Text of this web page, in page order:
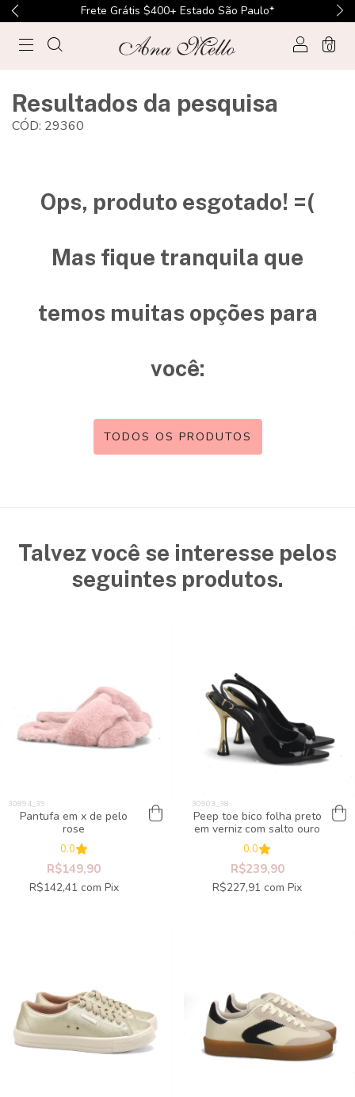
Frete Grátis $400+ Estado São Paulo*
0
Resultados da pesquisa
CÓD: 29360
Ops, produto esgotado! =(
Mas fique tranquila que
temos muitas opções para
você:
TODOS OS PRODUTOS
Talvez você se interesse pelos
seguintes produtos.
Pantufa em x de pelo
rose
0.0
R$149,90
R$142,41 com Pix
Peep toe bico folha preto
em verniz com salto ouro
0.0
R$239,90
R$227,91 com Pix